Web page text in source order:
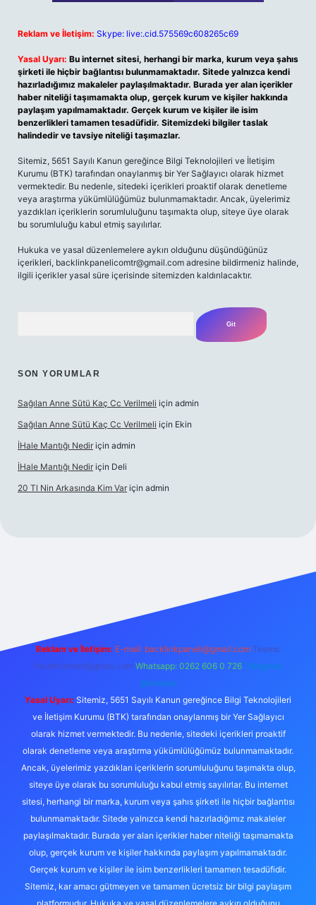
Reklam ve İletişim: Skype: live:.cid.575569c608265c69
Yasal Uyarı: Bu internet sitesi, herhangi bir marka, kurum veya şahıs
şirketi ile hiçbir bağlantısı bulunmamaktadır. Sitede yalnızca kendi
hazırladığımız makaleler paylaşılmaktadır. Burada yer alan içerikler
haber niteliği taşımamakta olup, gerçek kurum ve kişiler hakkında
paylaşım yapılmamaktadır. Gerçek kurum ve kişiler ile isim
benzerlikleri tamamen tesadüfidir. Sitemizdeki bilgiler taslak
halindedir ve tavsiye niteliği taşımazlar.
Sitemiz, 5651 Sayılı Kanun gereğince Bilgi Teknolojileri ve İletişim
Kurumu (BTK) tarafından onaylanmış bir Yer Sağlayıcı olarak hizmet
vermektedir. Bu nedenle, sitedeki içerikleri proaktif olarak denetleme
veya araştırma yükümlülüğümüz bulunmamaktadır. Ancak, üyelerimiz
yazdıkları içeriklerin sorumluluğunu taşımakta olup, siteye üye olarak
bu sorumluluğu kabul etmiş sayılırlar.
Hukuka ve yasal düzenlemelere aykırı olduğunu düşündüğünüz
içerikleri, backlinkpanelicomtr@gmail.com adresine bildirmeniz halinde,
ilgili içerikler yasal süre içerisinde sitemizden kaldırılacaktır.
SON YORUMLAR
Sağılan Anne Sütü Kaç Cc Verilmeli için admin
Sağılan Anne Sütü Kaç Cc Verilmeli için Ekin
İHale Mantığı Nedir için admin
İHale Mantığı Nedir için Deli
20 Tl Nin Arkasında Kim Var için admin
https://
Reklam ve İletişim: E-mail: backlinkpaneli@gmail.com Teams:
forumhizmeti@gmail.com Whatsapp: 0262 606 0 726 Telegram:
@karabul
Yasal Uyarı: Sitemiz, 5651 Sayılı Kanun gereğince Bilgi Teknolojileri
ve İletişim Kurumu (BTK) tarafından onaylanmış bir Yer Sağlayıcı
olarak hizmet vermektedir. Bu nedenle, sitedeki içerikleri proaktif
olarak denetleme veya araştırma yükümlülüğümüz bulunmamaktadır.
Ancak, üyelerimiz yazdıkları içeriklerin sorumluluğunu taşımakta olup,
siteye üye olarak bu sorumluluğu kabul etmiş sayılırlar. Bu internet
sitesi, herhangi bir marka, kurum veya şahıs şirketi ile hiçbir bağlantısı
bulunmamaktadır. Sitede yalnızca kendi hazırladığımız makaleler
paylaşılmaktadır. Burada yer alan içerikler haber niteliği taşımamakta
olup, gerçek kurum ve kişiler hakkında paylaşım yapılmamaktadır.
Gerçek kurum ve kişiler ile isim benzerlikleri tamamen tesadüfidir.
Sitemiz, kar amacı gütmeyen ve tamamen ücretsiz bir bilgi paylaşım